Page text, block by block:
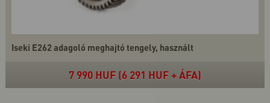
Iseki E262 adagoló meghajtó tengely, használt
7 990 HUF (6 291 HUF + ÁFA)